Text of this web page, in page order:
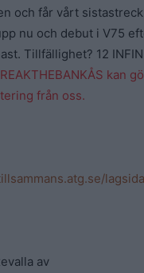
och får vårt
nu och debut i V75
Tillfällighet? 12
kan
från oss.
av